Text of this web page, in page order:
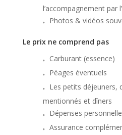
l’accompagnement par
Photos & vidéos
Le prix ne comprend pas
Carburant (essence)
Péages éventuels
Les petits déjeuners,
mentionnés et dîners
Dépenses
Assurance